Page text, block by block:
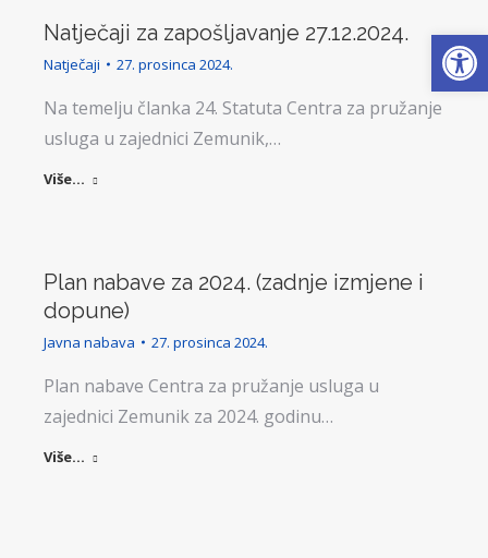
Natječaji za zapošljavanje 27.12.2024.
Natječaji 27. prosinca 2024.
Na temelju članka 24. Statuta Centra za pružanje
usluga u zajednici Zemunik,…
Više...
Plan nabave za 2024. (zadnje izmjene i
dopune)
Javna nabava 27. prosinca 2024.
Plan nabave Centra za pružanje usluga u
zajednici Zemunik za 2024. godinu…
Više...